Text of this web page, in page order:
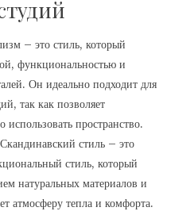
– это стиль, который
функциональностью и
Он идеально подходит для
так как позволяет
пространство.
Скандинавский стиль – это
стиль, который
натуральных материалов и
атмосферу тепла и комфорта.